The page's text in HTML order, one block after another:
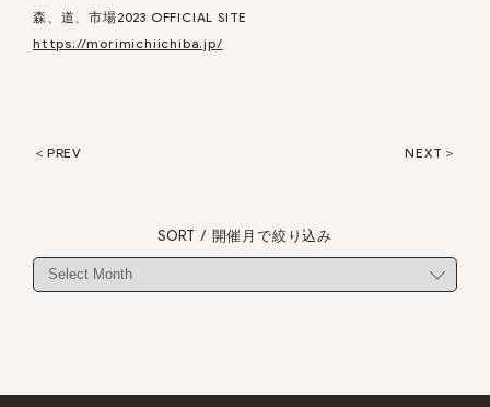
森、道、市場2023 OFFICIAL SITE
https://morimichiichiba.jp/
NEXT
PREV
SORT / 開催月で絞り込み